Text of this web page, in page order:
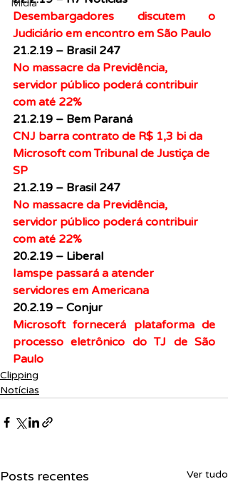
Midia
Desembargadores discutem o
Judiciário em encontro em São Paulo
21.2.19 – Brasil 247
No massacre da Previdência,
servidor público poderá contribuir
com até 22%
21.2.19 – Bem Paraná
CNJ barra contrato de R$ 1,3 bi da
Microsoft com Tribunal de Justiça de
SP
21.2.19 – Brasil 247
No massacre da Previdência,
servidor público poderá contribuir
com até 22%
20.2.19 – Liberal
Iamspe passará a atender
servidores em Americana
20.2.19 – Conjur
Microsoft fornecerá plataforma de
processo eletrônico do TJ de São
Paulo
Clipping
Notícias
Posts recentes Ver tudo